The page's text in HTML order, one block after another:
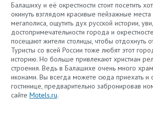
Балашиху и её окрестности стоит посетить
окинуть взглядом красивые пейзажные
мегаполиса, ощутить дух русской истории,
достопримечательности города и
посещают жители столицы, чтобы отдохнуть
Туристы со всей России тоже любят этот
историю. Но больше привлекают христиан
строения. Ведь в Балашихе очень много
иконами. Вы всегда можете сюда приехать и
гостинице, предварительно забронировав
сайте Motels.ru.